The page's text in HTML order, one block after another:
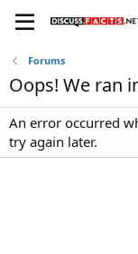
Forums
Oops! We ran
An error occurred
try again later.